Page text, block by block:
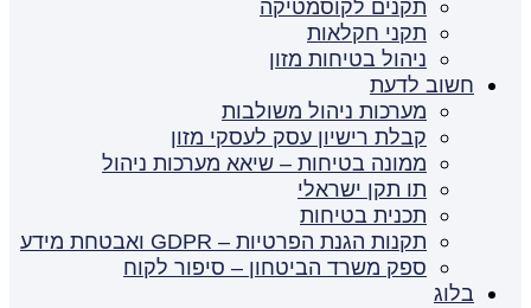
תקנים לקוסמטיקה
תקני חקלאות
ניהול בטיחות מזון
חשוב לדעת
מערכות ניהול משולבות
קבלת רישיון עסק לעסקי מזון
ממונה בטיחות – שיאא מערכות ניהול
תו תקן ישראלי
תכנית בטיחות
תקנות הגנת הפרטיות – GDPR ואבטחת מידע
ספק משרד הביטחון – סיפור לקוח
בלוג